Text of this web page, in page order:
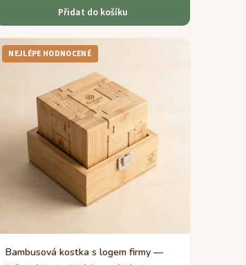
Přidat do košíku
NEJLÉPE HODNOCENÉ
Bambusová kostka s logem firmy —